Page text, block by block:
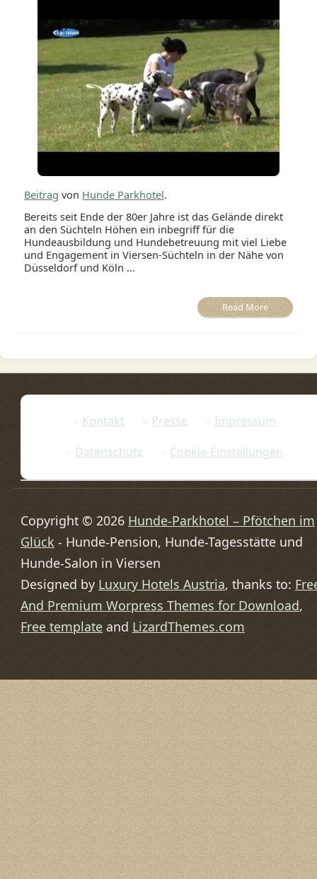
Beitrag von Hunde Parkhotel.
Bereits seit Ende der 80er Jahre ist das Gelände direkt
an den Süchteln Höhen ein inbegriff für die
Hundeausbildung und Hundebetreuung mit viel Liebe
und Engagement in Viersen-Süchteln in der Nähe von
Düsseldorf und Köln ...
Read More
Kontakt Presse
Impressum
Datenschutz
Cookie-Einstellungen
Copyright © 2026 Hunde-Parkhotel – Pfötchen im
Glück - Hunde-Pension, Hunde-Tagesstätte und
Hunde-Salon in Viersen
Designed by Luxury Hotels Austria, thanks to:
And Premium Worpress Themes for Download,
Free templateand LizardThemes.com